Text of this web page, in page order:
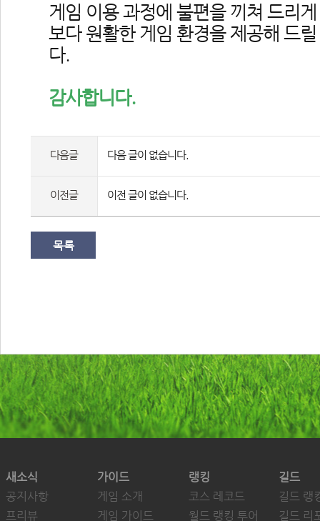
게임 이용 과정에 불편을 끼쳐 드리
보다 원활한 게임 환경을 제공해 드
다.
감사합니다.
다음글 다음 글이 없습니다.
이전글 이전 글이 없습니다.
목록
새소식
공지사항
프리뷰
가이드
게임 소개
게임 가이드
랭킹
코스 레코드
월드 랭킹 투어
길드
길드 랭
길드 리